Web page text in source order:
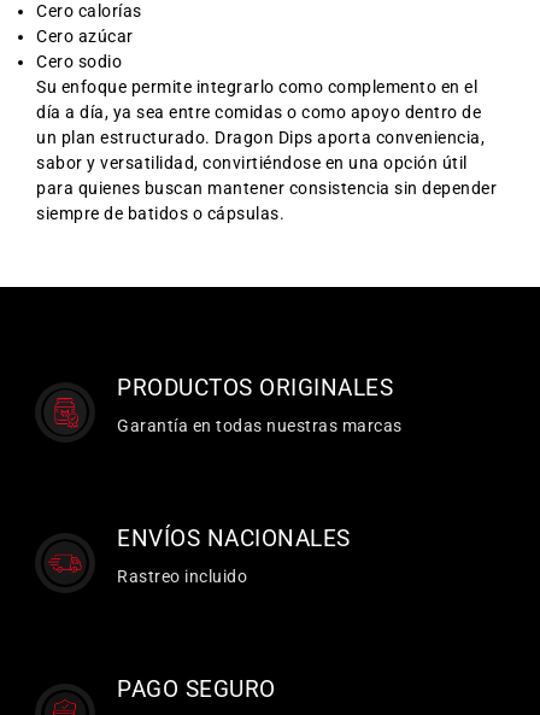
Cero calorías
Cero azúcar
Cero sodio
Su enfoque permite integrarlo como complemento en el
día a día, ya sea entre comidas o como apoyo dentro de
un plan estructurado. Dragon Dips aporta conveniencia,
sabor y versatilidad, convirtiéndose en una opción útil
para quienes buscan mantener consistencia sin depender
siempre de batidos o cápsulas.
PRODUCTOS ORIGINALES
Garantía en todas nuestras marcas
ENVÍOS NACIONALES
Rastreo incluido
PAGO SEGURO